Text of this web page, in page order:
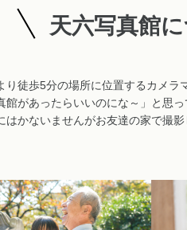
天六写真館
徒歩5分の場所に位置するカメラ
館があったらいいのにな～」と思っ
はかないませんがお友達の家で撮